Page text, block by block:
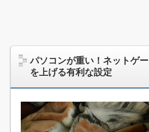
パソコンが重い！ネットゲ
を上げる有利な設定